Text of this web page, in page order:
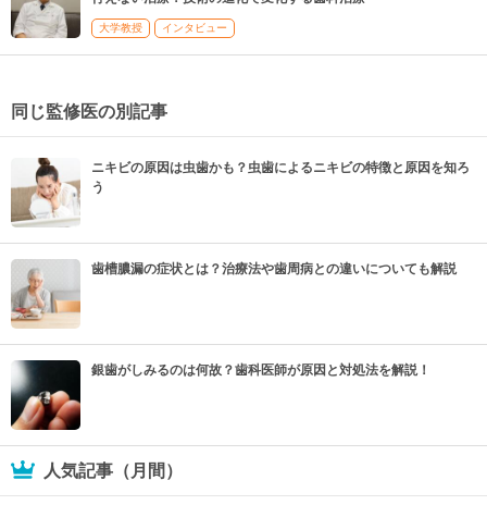
大学教授 インタビュー
同じ監修医の別記事
ニキビの原因は虫歯かも？虫歯によるニキビの特徴と原因を知ろ
う
歯槽膿漏の症状とは？治療法や歯周病との違いについても解説
銀歯がしみるのは何故？歯科医師が原因と対処法を解説！
人気記事（月間）